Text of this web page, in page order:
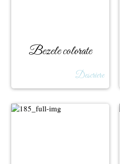
Bezele colorate
Descriere